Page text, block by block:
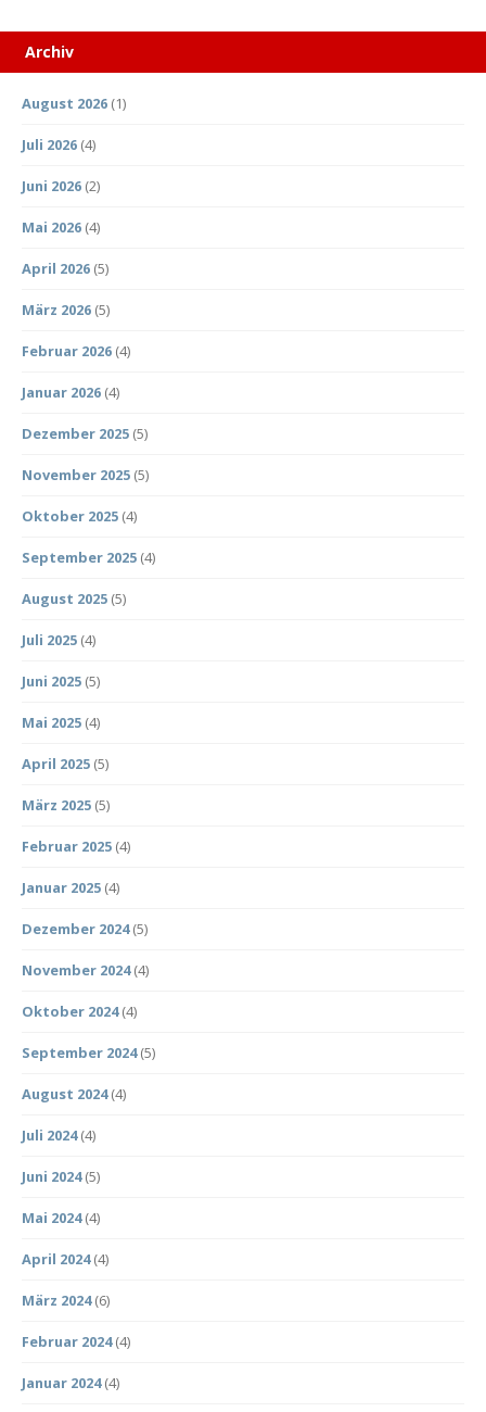
Archiv
August 2026 (1)
Juli 2026 (4)
Juni 2026 (2)
Mai 2026 (4)
April 2026 (5)
März 2026 (5)
Februar 2026 (4)
Januar 2026 (4)
Dezember 2025 (5)
November 2025 (5)
Oktober 2025 (4)
September 2025 (4)
August 2025 (5)
Juli 2025 (4)
Juni 2025 (5)
Mai 2025 (4)
April 2025 (5)
März 2025 (5)
Februar 2025 (4)
Januar 2025 (4)
Dezember 2024(5)
November 2024(4)
Oktober 2024(4)
September 2024(5)
August 2024(4)
Juli 2024(4)
Juni 2024(5)
Mai 2024(4)
April 2024(4)
März 2024(6)
Februar 2024(4)
Januar 2024(4)